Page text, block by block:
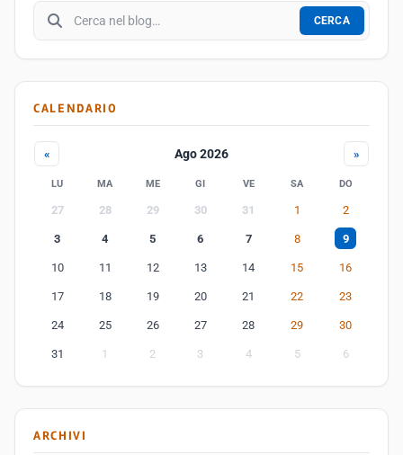
Cerca nel blog
CERCA
CALENDARIO
« Ago 2026 »
LU MA ME GI VE SA DO
27 28 29 30 31 1 2
3 4 5 6 7 8 9
10 11 12 13 14 15 16
17 18 19 20 21 22 23
24 25 26 27 28 29 30
31 1 2 3 4 5 6
ARCHIVI